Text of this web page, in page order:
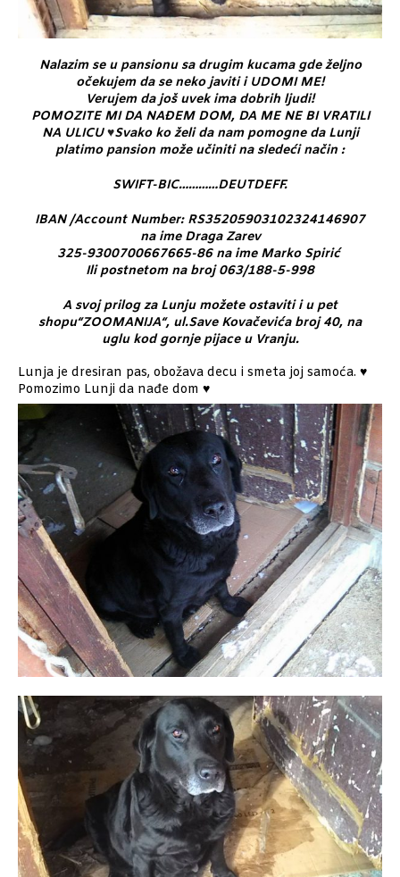
Nalazim se u pansionu sa drugim kucama gde željno
očekujem da se neko javiti i UDOMI ME!
Verujem da još uvek ima dobrih ljudi!
POMOZITE MI DA NAĐEM DOM, DA ME NE BI VRATILI
NA ULICU♥Svako ko želi da nam pomogne da Lunji
platimo pansion može učiniti na sledeći način :
SWIFT-BIC…………DEUTDEFF.
IBAN /Account Number: RS35205903102324146907
na ime Draga Zarev
325-9300700667665-86 na ime Marko Spirić
Ili postnetom na broj 063/188-5-998
A svoj prilog za Lunju možete ostaviti i u pet
shopu“ZOOMANIJA“, ul.Save Kovačevića broj 40, na
uglu kod gornje pijace u Vranju.
Lunja je dresiran pas, obožava decu i smeta joj samoća. ♥
Pomozimo Lunji da nađe dom ♥